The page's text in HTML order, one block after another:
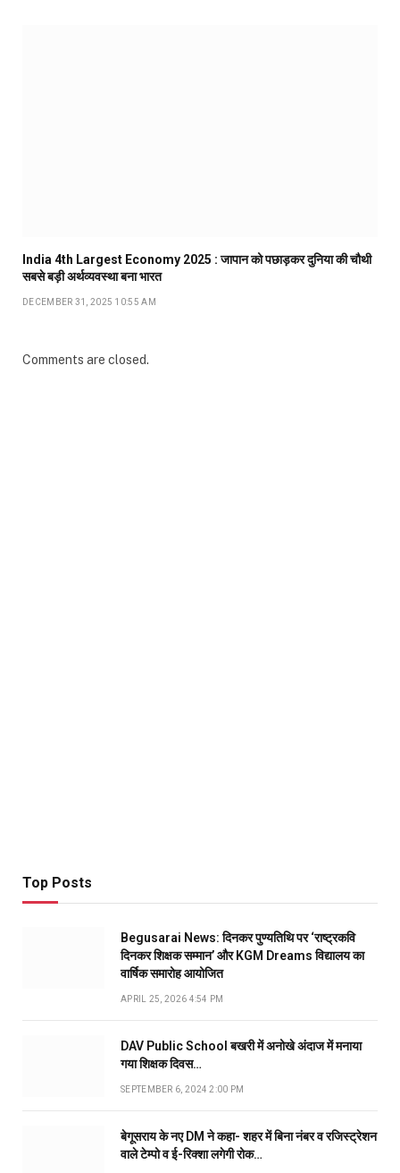
India 4th Largest Economy 2025 : जापान को पछाड़कर दुनिया की चौथी
सबसे बड़ी अर्थव्यवस्था बना भारत
DECEMBER 31, 2025 10:55 AM
Comments are closed.
Top Posts
Begusarai News: दिनकर पुण्यतिथि पर ‘राष्ट्रकवि
दिनकर शिक्षक सम्मान’ और KGM Dreams विद्यालय का
वार्षिक समारोह आयोजित
APRIL 25, 2026 4:54 PM
DAV Public School बखरी में अनोखे अंदाज में मनाया
गया शिक्षक दिवस…
SEPTEMBER 6, 2024 2:00 PM
बेगूसराय के नए DM ने कहा- शहर में बिना नंबर व रजिस्ट्रेशन
वाले टेम्पो व ई-रिक्शा लगेगी रोक…